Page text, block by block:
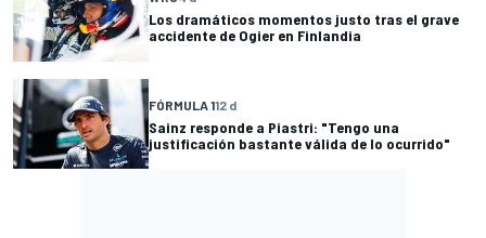
Los dramáticos momentos justo tras el grave
accidente de Ogier en Finlandia
FÓRMULA 112 d
Sainz responde a Piastri: "Tengo una
justificación bastante válida de lo ocurrido"